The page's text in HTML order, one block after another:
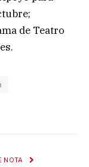
de Teatro
NOTA